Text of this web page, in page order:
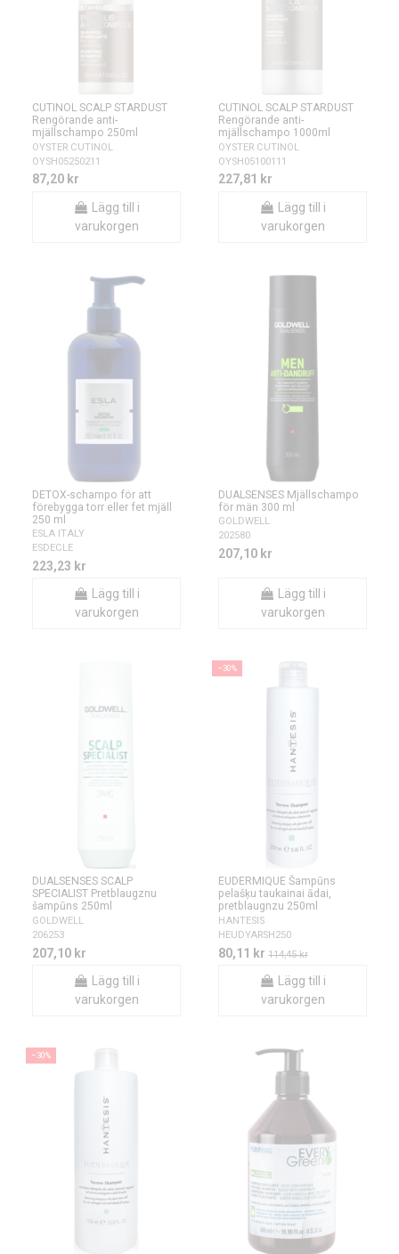
CUTINOL SCALP STARDUST
Rengörande anti-
mjällschampo 250ml
OYSTER CUTINOL
OYSH05250211
87,20 kr
Lägg till i
varukorgen
CUTINOL SCALP STARDUST
Rengörande anti-
mjällschampo 1000ml
OYSTER CUTINOL
OYSH05100111
227,81 kr
Lägg till i
varukorgen
DETOX-schampo för att
förebygga torr eller fet mjäll
250 ml
ESLA ITALY
ESDECLE
223,23 kr
Lägg till i
varukorgen
DUALSENSES Mjällschampo
för män 300 ml
GOLDWELL
202580
207,10 kr
Lägg till i
varukorgen
DUALSENSES SCALP
SPECIALIST Pretblaugznu
šampūns 250ml
GOLDWELL
206253
207,10 kr
Lägg till i
varukorgen
−30%
EUDERMIQUE Šampūns
pelašķu taukainai ādai,
pretblaugnzu 250ml
HANTESIS
HEUDYARSH250
80,11 kr 114,45 kr
Lägg till i
varukorgen
−30%